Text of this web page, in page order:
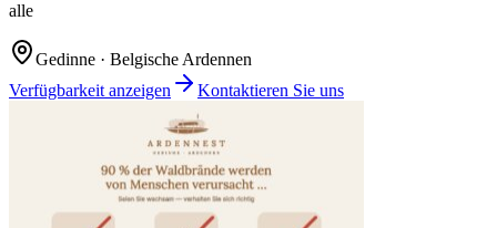
alle
Gedinne · Belgische Ardennen
Verfügbarkeit anzeigen
Kontaktieren Sie uns